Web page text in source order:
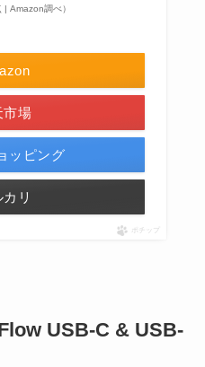
Amazon調べ）
市場
ッピング
カリ
ポチップ
USB-C & USB-